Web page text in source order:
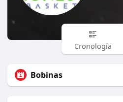
Cronología
Bobinas